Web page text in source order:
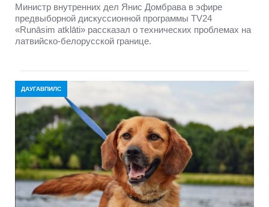
Министр внутренних дел Янис Домбрава в эфире
предвыборной дискуссионной программы TV24
«Runāsim atklāti» рассказал о технических проблемах на
латвийско-белорусской границе.
ДАУГАВПИЛС